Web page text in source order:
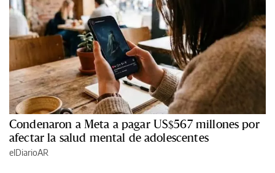
Condenaron a Meta a pagar US$567 millones por
afectar la salud mental de adolescentes
elDiarioAR